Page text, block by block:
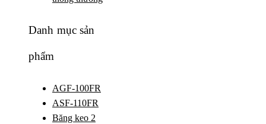
Danh mục sản
phẩm
AGF-100FR
ASF-110FR
Băng keo 2